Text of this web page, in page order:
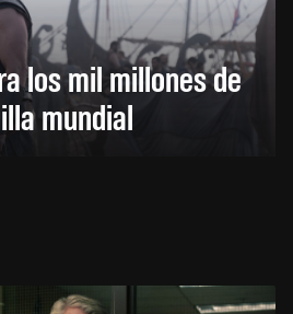
los mil millones de
mundial